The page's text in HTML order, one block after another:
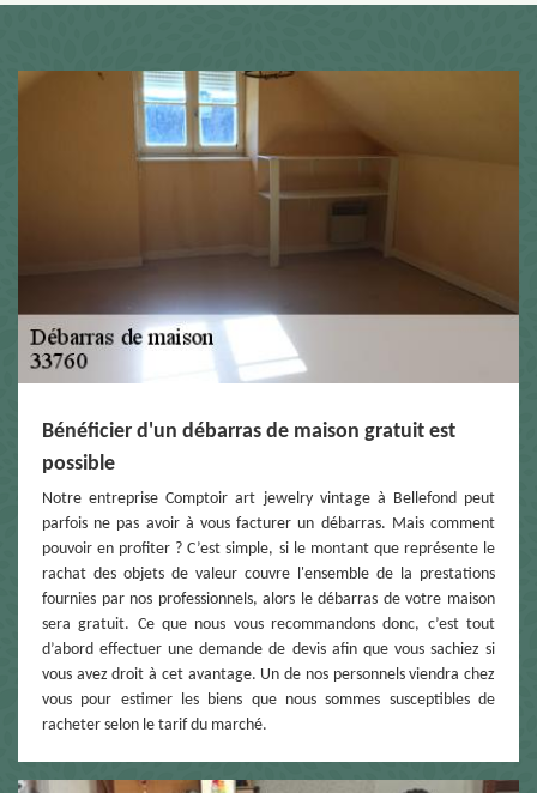
Bénéficier d'un débarras de maison gratuit est
possible
Notre entreprise Comptoir art jewelry vintage à Bellefond peut
parfois ne pas avoir à vous facturer un débarras. Mais comment
pouvoir en profiter ? C’est simple, si le montant que représente le
rachat des objets de valeur couvre l'ensemble de la prestations
fournies par nos professionnels, alors le débarras de votre maison
sera gratuit. Ce que nous vous recommandons donc, c’est tout
d’abord effectuer une demande de devis afin que vous sachiez si
vous avez droit à cet avantage. Un de nos personnels viendra chez
vous pour estimer les biens que nous sommes susceptibles de
racheter selon le tarif du marché.